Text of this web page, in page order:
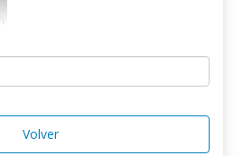
Volver